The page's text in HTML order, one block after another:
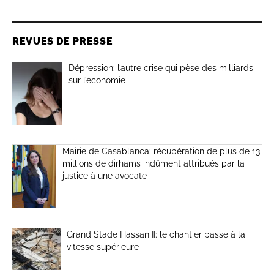
REVUES DE PRESSE
Dépression: l’autre crise qui pèse des milliards
sur l’économie
Mairie de Casablanca: récupération de plus de 13
millions de dirhams indûment attribués par la
justice à une avocate
Grand Stade Hassan II: le chantier passe à la
vitesse supérieure